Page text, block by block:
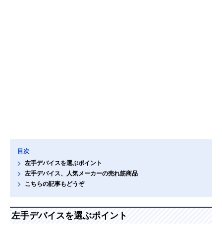
目次
左手デバイスを選ぶポイント
左手デバイス、人気メーカーの売れ筋商品
こちらの記事もどうぞ
左手デバイスを選ぶポイント